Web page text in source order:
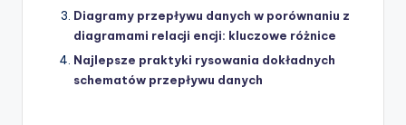
Diagramy przepływu danych w porównaniu z
diagramami relacji encji: kluczowe różnice
Najlepsze praktyki rysowania dokładnych
schematów przepływu danych